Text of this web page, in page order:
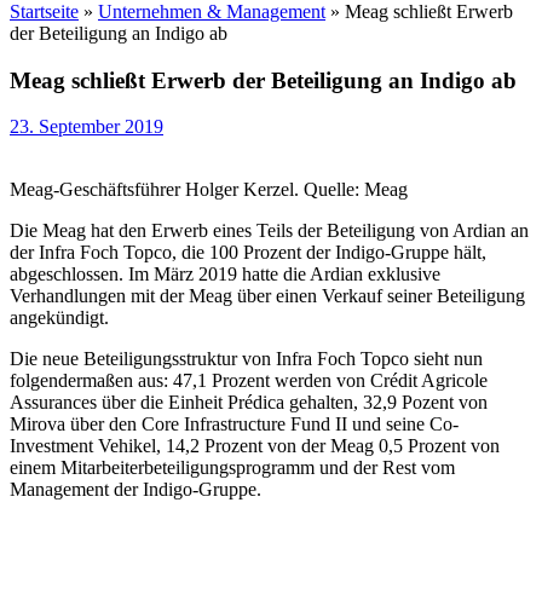
Startseite » Unternehmen & Management » Meag schließt Erwerb
der Beteiligung an Indigo ab
Meag schließt Erwerb der Beteiligung an Indigo ab
23. September 2019
Meag-Geschäftsführer Holger Kerzel. Quelle: Meag
Die Meag hat den Erwerb eines Teils der Beteiligung von Ardian an
der Infra Foch Topco, die 100 Prozent der Indigo-Gruppe hält,
abgeschlossen. Im März 2019 hatte die Ardian exklusive
Verhandlungen mit der Meag über einen Verkauf seiner Beteiligung
angekündigt.
Die neue Beteiligungsstruktur von Infra Foch Topco sieht nun
folgendermaßen aus: 47,1 Prozent werden von Crédit Agricole
Assurances über die Einheit Prédica gehalten, 32,9 Pozent von
Mirova über den Core Infrastructure Fund II und seine Co-
Investment Vehikel, 14,2 Prozent von der Meag 0,5 Prozent von
einem Mitarbeiterbeteiligungsprogramm und der Rest vom
Management der Indigo-Gruppe.